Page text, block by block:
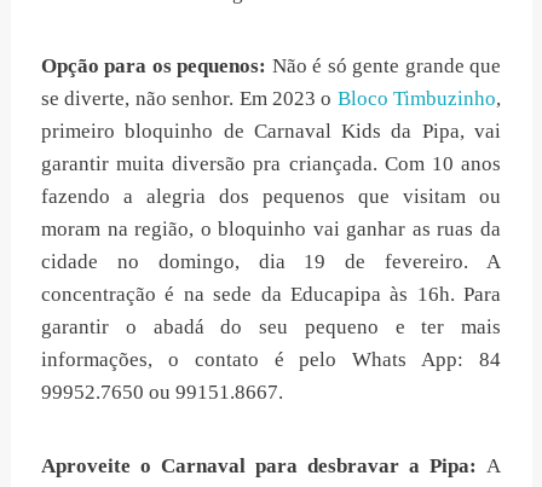
Opção para os pequenos: Não é só gente grande que
se diverte, não senhor. Em 2023 o Bloco Timbuzinho,
primeiro bloquinho de Carnaval Kids da Pipa, vai
garantir muita diversão pra criançada. Com 10 anos
fazendo a alegria dos pequenos que visitam ou
moram na região, o bloquinho vai ganhar as ruas da
cidade no domingo, dia 19 de fevereiro. A
concentração é na sede da Educapipa às 16h. Para
garantir o abadá do seu pequeno e ter mais
informações, o contato é pelo Whats App: 84
99952.7650 ou 99151.8667.
Aproveite o Carnaval para desbravar a Pipa: A